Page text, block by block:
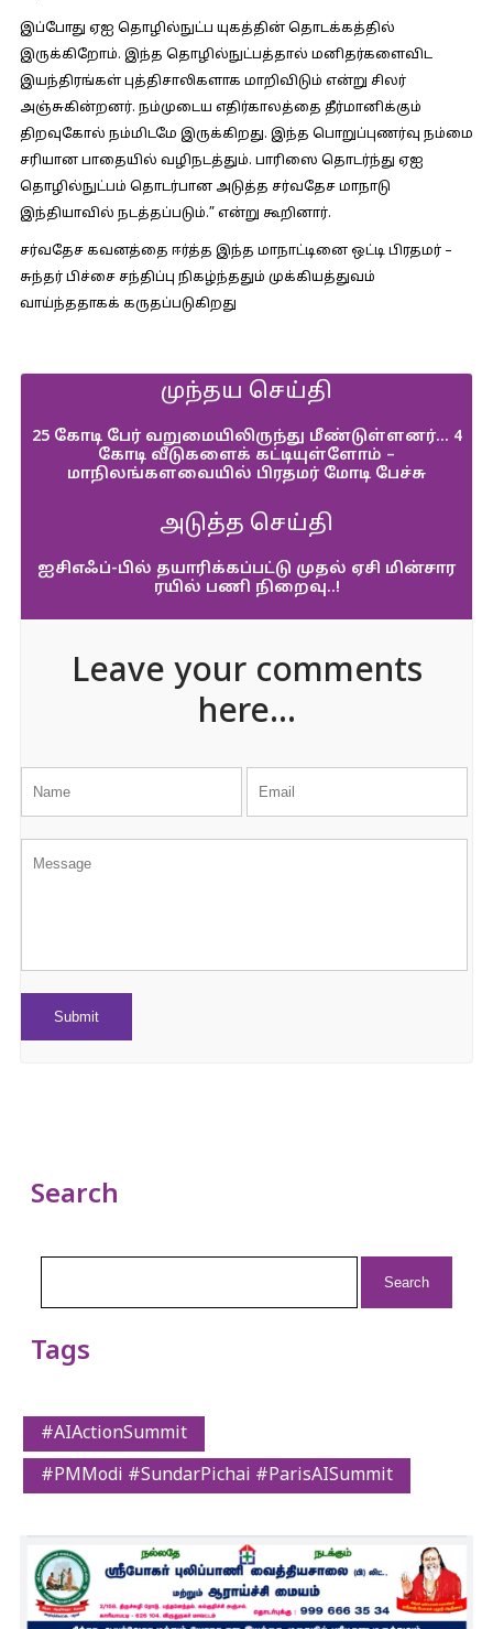
இப்போது ஏஐ தொழில்நுட்ப யுகத்தின் தொடக்கத்தில்
இருக்கிறோம். இந்த தொழில்நுட்பத்தால் மனிதர்களைவிட
இயந்திரங்கள் புத்திசாலிகளாக மாறிவிடும் என்று சிலர்
அஞ்சுகின்றனர். நம்முடைய எதிர்காலத்தை தீர்மானிக்கும்
திறவுகோல் நம்மிடமே இருக்கிறது. இந்த பொறுப்புணர்வு நம்மை
சரியான பாதையில் வழிநடத்தும். பாரிஸை தொடர்ந்து ஏஐ
தொழில்நுட்பம் தொடர்பான அடுத்த சர்வதேச மாநாடு
இந்தியாவில் நடத்தப்படும்.” என்று கூறினார்.
சர்வதேச கவனத்தை ஈர்த்த இந்த மாநாட்டினை ஒட்டி பிரதமர் –
சுந்தர் பிச்சை சந்திப்பு நிகழ்ந்ததும் முக்கியத்துவம்
வாய்ந்ததாகக் கருதப்படுகிறது
முந்தய செய்தி
25 கோடி பேர் வறுமையிலிருந்து மீண்டுள்ளனர்… 4
கோடி வீடுகளைக் கட்டியுள்ளோம் –
மாநிலங்களவையில் பிரதமர் மோடி பேச்சு
அடுத்த செய்தி
ஐசிஎஃப்-பில் தயாரிக்கப்பட்டு முதல் ஏசி மின்சார
ரயில் பணி நிறைவு..!
Leave your comments
here...
Search
Tags
#AIActionSummit
#PMModi #SundarPichai #ParisAISummit